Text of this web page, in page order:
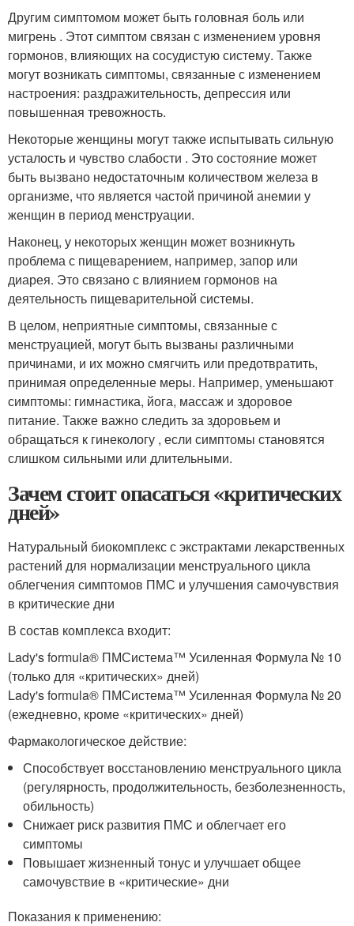
Другим симптомом может быть головная боль или
мигрень . Этот симптом связан с изменением уровня
гормонов, влияющих на сосудистую систему. Также
могут возникать симптомы, связанные с изменением
настроения: раздражительность, депрессия или
повышенная тревожность.
Некоторые женщины могут также испытывать сильную
усталость и чувство слабости . Это состояние может
быть вызвано недостаточным количеством железа в
организме, что является частой причиной анемии у
женщин в период менструации.
Наконец, у некоторых женщин может возникнуть
проблема с пищеварением, например, запор или
диарея. Это связано с влиянием гормонов на
деятельность пищеварительной системы.
В целом, неприятные симптомы, связанные с
менструацией, могут быть вызваны различными
причинами, и их можно смягчить или предотвратить,
принимая определенные меры. Например, уменьшают
симптомы: гимнастика, йога, массаж и здоровое
питание. Также важно следить за здоровьем и
обращаться к гинекологу , если симптомы становятся
слишком сильными или длительными.
Зачем стоит опасаться «критических
дней»
Натуральный биокомплекс с экстрактами лекарственных
растений для нормализации менструального цикла
облегчения симптомов ПМС и улучшения самочувствия
в критические дни
В состав комплекса входит:
Lady's formula® ПМСистема™ Усиленная Формула № 10
(только для «критических» дней)
Lady's formula® ПМСистема™ Усиленная Формула № 20
(ежедневно, кроме «критических» дней)
Фармакологическое действие:
Способствует восстановлению менструального цикла
(регулярность, продолжительность, безболезненность,
обильность)
Снижает риск развития ПМС и облегчает его
симптомы
Повышает жизненный тонус и улучшает общее
самочувствие в «критические» дни
Показания к применению: